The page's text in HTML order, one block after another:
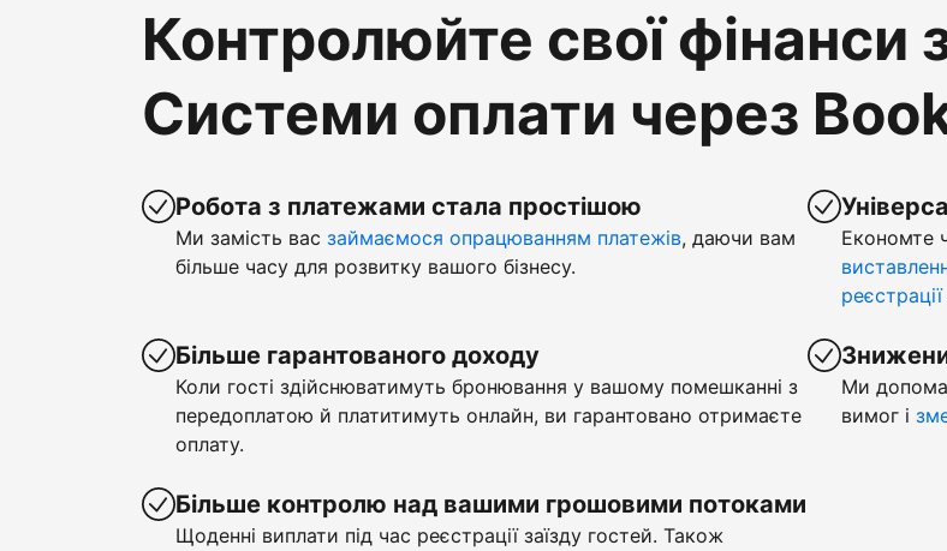
Контролюйте свої фінанси
Системи оплати через
Робота з платежами стала простішою
Ми замість вас займаємося опрацюванням платежів, даючи вам
більше часу для розвитку вашого бізнесу.
Більше гарантованого доходу
Коли гості здійснюватимуть бронювання у вашому помешканні з
передоплатою й платитимуть онлайн, ви гарантовано отримаєте
оплату.
Більше контролю над вашими грошовими потоками
Щоденні виплати під час реєстрації заїзду гостей. Також
Економте
реєстрації
Ми
вимог і